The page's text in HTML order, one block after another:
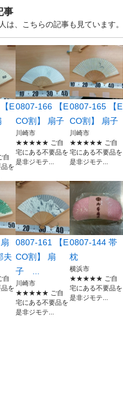
事
、こちらの記事も見ています。
E
を
0807-166 【E
CO割】 扇子
川崎市
★★★★★ ご自
宅にある不要品を
是非ジモテ...
0807-165 【E
CO割】 扇子
川崎市
★★★★★ ご自
宅にある不要品を
是非ジモテ...
夫
を
0807-161 【E
CO割】 扇
子 ...
川崎市
★★★★★ ご自
宅にある不要品を
是非ジモテ...
0807-144 帯
枕
横浜市
★★★★★ ご自
宅にある不要品を
是非ジモテ...